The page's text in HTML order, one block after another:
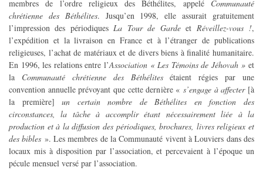
membres de l’ordre religieux des Béthélites, appelé Communauté
chrétienne des Béthélites. Jusqu’en 1998, elle assurait gratuitement
l’impression des périodiques La Tour de Gardeet Réveillez-vous !,
l’expédition et la livraison en France et à l’étranger de publications
religieuses, l’achat de matériaux et de divers biens à finalité humanitaire.
En 1996, les relations entre l’Association « Les Témoins de Jéhovah » et
la Communauté chrétienne des Béthélitesétaient régies par une
convention annuelle prévoyant que cette dernière « s’engage à affecter[à
la première]un certain nombre de Béthélites en fonction des
circonstances, la tâche à accomplir étant nécessairement liée à la
production et à la diffusion des périodiques, brochures, livres religieux et
des bibles ». Les membres de la Communauté vivent à Louviers dans des
locaux mis à disposition par l’association, et percevaient à l’époque un
pécule mensuel versé par l’association.